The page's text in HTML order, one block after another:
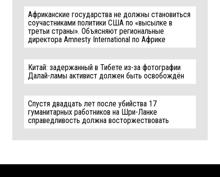
Африканские государства не должны становиться
соучастниками политики США по «высылке в
третьи страны». Объясняют региональные
директора Amnesty International по Африке
Китай: задержанный в Тибете из-за фотографии
Далай-ламы активист должен быть освобождён
Спустя двадцать лет после убийства 17
гуманитарных работников на Шри-Ланке
справедливость должна восторжествовать